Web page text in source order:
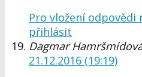
Pro vložení
přihlásit
Dagmar
21.12.2016 (19:19)